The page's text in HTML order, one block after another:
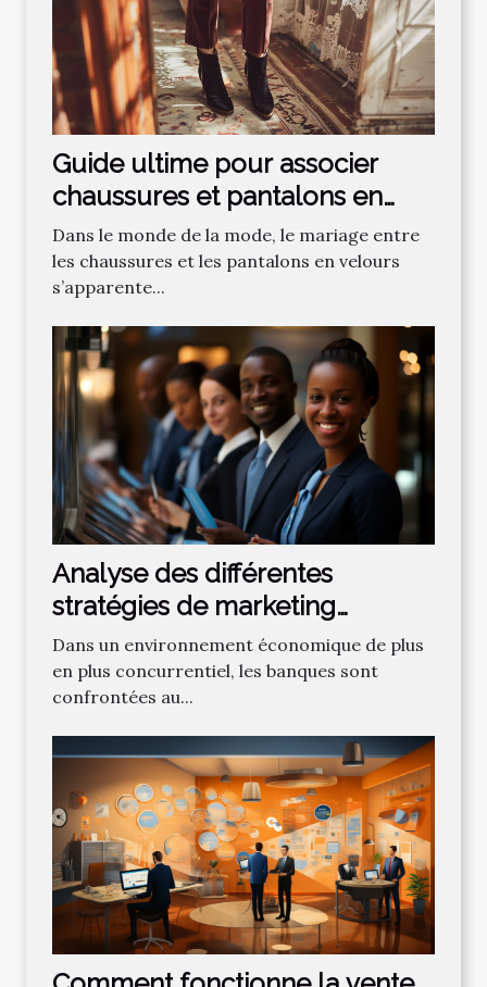
Guide ultime pour associer
chaussures et pantalons en
velours
Dans le monde de la mode, le mariage entre
les chaussures et les pantalons en velours
s’apparente...
Analyse des différentes
stratégies de marketing
bancaire pour attirer de
nouveaux clients
Dans un environnement économique de plus
en plus concurrentiel, les banques sont
confrontées au...